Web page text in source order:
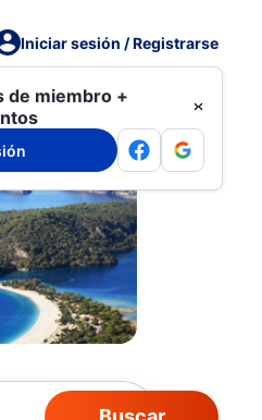
Iniciar sesión / Registrarse
de miembro +